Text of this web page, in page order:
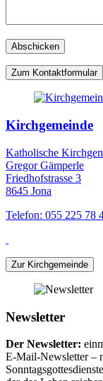
Zum Kontaktformular
Kirchgemeinde
Katholische
Gregor Gämperle
Friedhofstrasse 3
8645 Jona
Telefon: 055 225 78
Zur Kirchgemeinde
Newsletter
Der Newsletter:
E-Mail-Newsletter –